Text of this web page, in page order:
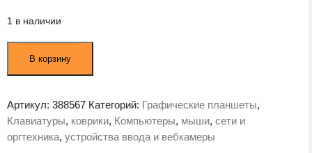
1 в наличии
товара
Parblo
M
В корзину
Артикул: 388567 Категорий: Графические планшеты,
Клавиатуры, коврики, Компьютеры, мыши, сети и
оргтехника, устройства ввода и вебкамеры